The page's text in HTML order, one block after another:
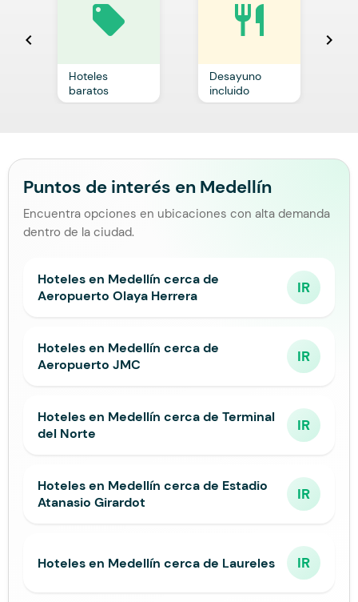
chevron_left
local_offer
Hoteles
baratos
restaurant
Desayuno
incluido
chevron_right
Puntos de interés en Medellín
Encuentra opciones en ubicaciones con alta demanda
dentro de la ciudad.
Hoteles en Medellín cerca de
Aeropuerto Olaya Herrera
IR
Hoteles en Medellín cerca de
Aeropuerto JMC
IR
Hoteles en Medellín cerca de Terminal
del Norte
IR
Hoteles en Medellín cerca de Estadio
Atanasio Girardot
IR
Hoteles en Medellín cerca de Laureles IR